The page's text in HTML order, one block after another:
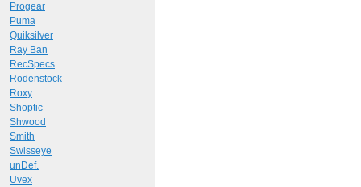
Progear
Puma
Quiksilver
Ray Ban
RecSpecs
Rodenstock
Roxy
Shoptic
Shwood
Smith
Swisseye
unDef.
Uvex